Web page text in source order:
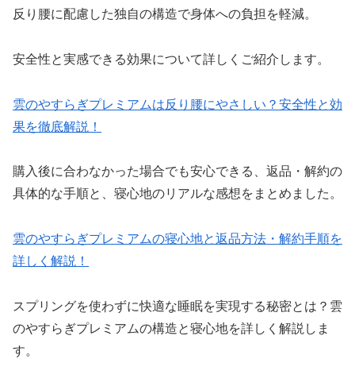
反り腰に配慮した独自の構造で身体への負担を軽減。
安全性と実感できる効果について詳しくご紹介します。
雲のやすらぎプレミアムは反り腰にやさしい？安全性と効
果を徹底解説！
購入後に合わなかった場合でも安心できる、返品・解約の
具体的な手順と、寝心地のリアルな感想をまとめました。
雲のやすらぎプレミアムの寝心地と返品方法・解約手順を
詳しく解説！
スプリングを使わずに快適な睡眠を実現する秘密とは？雲
のやすらぎプレミアムの構造と寝心地を詳しく解説しま
す。